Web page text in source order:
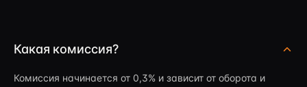
Какая комиссия?
Комиссия начинается от 0,3% и зависит от оборота и